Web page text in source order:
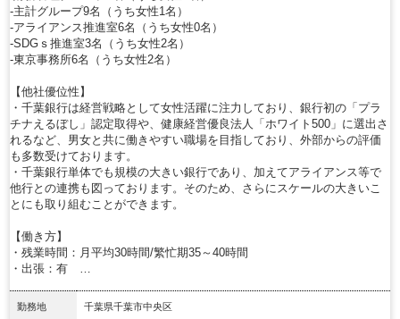
-主計グループ9名（うち女性1名）
-アライアンス推進室6名（うち女性0名）
-SDGｓ推進室3名（うち女性2名）
-東京事務所6名（うち女性2名）
【他社優位性】
・千葉銀行は経営戦略として女性活躍に注力しており、銀行初の「プラ
チナえるぼし」認定取得や、健康経営優良法人「ホワイト500」に選出さ
れるなど、男女と共に働きやすい職場を目指しており、外部からの評価
も多数受けております。
・千葉銀行単体でも規模の大きい銀行であり、加えてアライアンス等で
他行との連携も図っております。そのため、さらにスケールの大きいこ
とにも取り組むことができます。
【働き方】
・残業時間：月平均30時間/繁忙期35～40時間
・出張：有 …
勤務地 千葉県千葉市中央区